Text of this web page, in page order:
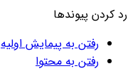
رد کردن پیوندها
رفتن به پیمایش اولیه
رفتن به محتوا